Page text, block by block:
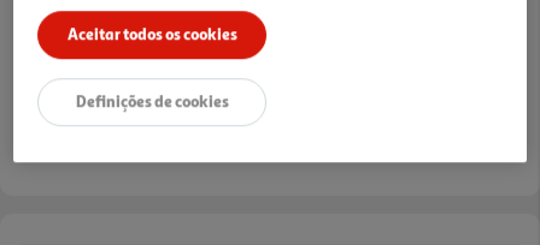
Receba em casa a 10/08/2026
, se encomendar até às 12h.
1h
*Mediante disponibilidade de slot de entrega e stock em loja.
Aceitar todos os cookies
Definições de cookies